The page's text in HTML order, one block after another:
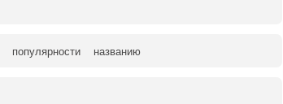
популярности названию